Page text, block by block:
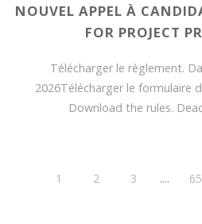
NOUVEL APPEL À
FOR PROJECT
Télécharger le règlement.
2026Télécharger le
Download the rules.
1 2 3 .... 65